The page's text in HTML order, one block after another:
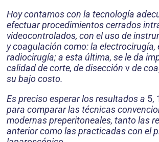
Hoycontamos con la tecnología
efectuar procedimientos cerrados
videocontrolados, con el uso de
y coagulación como: la electrocirugía,
radiocirugía; a esta última, se le da
calidad de corte, de disección vde
su bajo costo.
Es preciso esperar los resultados a 5,
para comparar las técnicas
modernas preperitoneales, tanto las
anterior como las practicadas con el